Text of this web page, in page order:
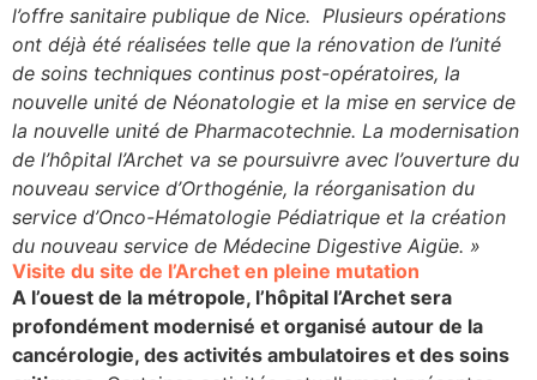
l’offre sanitaire publique de Nice. Plusieurs opérations
ont déjà été réalisées telle que la rénovation de l’unité
de soins techniques continus post-opératoires, la
nouvelle unité de Néonatologie et la mise en service de
la nouvelle unité de Pharmacotechnie. La modernisation
de l’hôpital l’Archet va se poursuivre avec l’ouverture du
nouveau service d’Orthogénie, la réorganisation du
service d’Onco-Hématologie Pédiatrique et la création
du nouveau service de Médecine Digestive Aigüe. »
Visite du site de l’Archet en pleine mutation
A l’ouest de la métropole, l’hôpital l’Archet sera
profondément modernisé et organisé autour de la
cancérologie, des activités ambulatoires et des soins